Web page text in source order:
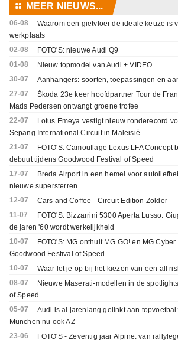
⚏ MEER NIEUWS...
06-08
Waarom een gietvloer de ideale keuze is
werkplaats
02-08
FOTO'S: nieuwe Audi Q9
01-08
Nieuw topmodel van Audi + VIDEO
30-07
Aanhangers: soorten, toepassingen en
27-07
Škoda 23e keer hoofdpartner Tour de
Mads Pedersen ontvangt groene trofee
22-07
Lotus Emeya vestigt nieuw ronderecord
Sepang International Circuit in Maleisië
21-07
FOTO'S: Camouflage Lexus LFA Concept
debuut tijdens Goodwood Festival of Speed
17-07
Breda Airport in een hemel voor
nieuwe supersterren
12-07
Cars and Coffee - Circuit Edition Zolder
11-07
FOTO'S: Bizzarrini 5300 Aperta Lusso:
de jaren '60 wordt werkelijkheid
10-07
FOTO'S: MG onthult MG GO! en MG
Goodwood Festival of Speed
10-07
Waar let je op bij het kiezen van een all
08-07
Nieuwe Maserati-modellen in de
of Speed
05-07
Audi is al jarenlang gelinkt aan
München nu ook AZ
23-06
FOTO'S - Zeventig jaar Alpine: van